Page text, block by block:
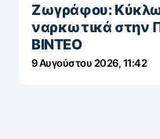
Ζωγράφου:
ναρκωτικά στην
ΒΙΝΤΕΟ
9 Αυγούστου 2026, 11:42